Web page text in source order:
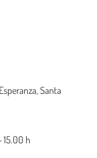
Santa
15.00 h